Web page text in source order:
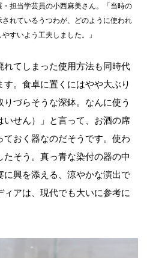
担当学芸員の小西麻美さん。「当時の
れているうつわが、どのように使われ
すいよう工夫しました。」
れてしまった使用方法も同時代
。食卓に置くにはやや大ぶり
づらそうな深鉢。なんに使う
せん）」と言って、お酒の席
おく器なのだそうです。使わ
そう。真っ青な染付の器の中
に興を添える、涼やかな演出で
アは、現代でも大いに参考に